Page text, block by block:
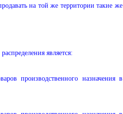
на той же территории такие же
является:
производственного назначения в